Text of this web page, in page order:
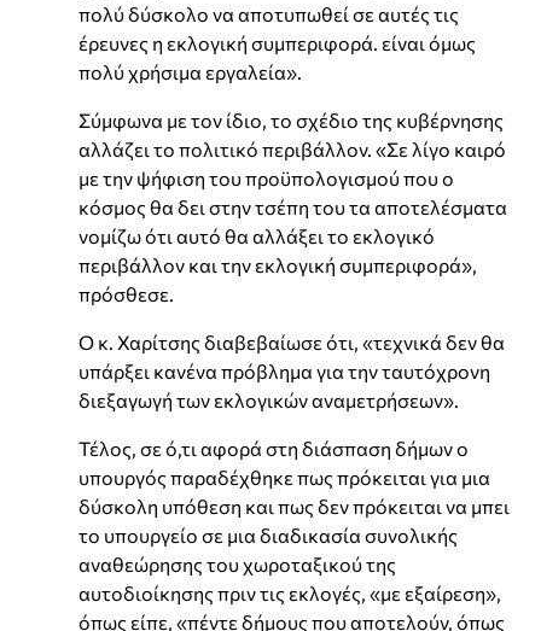
πολύ δύσκολο να αποτυπωθεί σε αυτές τις
έρευνες η εκλογική συμπεριφορά. είναι όμως
πολύ χρήσιμα εργαλεία».
Σύμφωνα με τον ίδιο, το σχέδιο της κυβέρνησης
αλλάζει το πολιτικό περιβάλλον. «Σε λίγο καιρό
με την ψήφιση του προϋπολογισμού που ο
κόσμος θα δει στην τσέπη του τα αποτελέσματα
νομίζω ότι αυτό θα αλλάξει το εκλογικό
περιβάλλον και την εκλογική συμπεριφορά»,
πρόσθεσε.
Ο κ. Χαρίτσης διαβεβαίωσε ότι, «τεχνικά δεν θα
υπάρξει κανένα πρόβλημα για την ταυτόχρονη
διεξαγωγή των εκλογικών αναμετρήσεων».
Τέλος, σε ό,τι αφορά στη διάσπαση δήμων ο
υπουργός παραδέχθηκε πως πρόκειται για μια
δύσκολη υπόθεση και πως δεν πρόκειται να μπει
το υπουργείο σε μια διαδικασία συνολικής
αναθεώρησης του χωροταξικού της
αυτοδιοίκησης πριν τις εκλογές, «με εξαίρεση»,
όπως είπε, «πέντε δήμους που αποτελούν, όπως